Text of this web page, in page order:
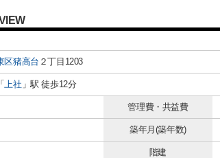
区猪高台 ２丁目1203
「上社 」駅 徒歩12分
管理費・共益費
築年月(築年数)
階建